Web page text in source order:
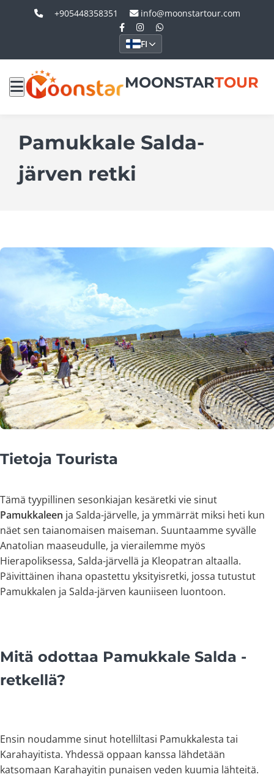
+905448358351 info@moonstartour.com
FI
MOONSTARTOUR
Pamukkale Salda-
järven retki
Tietoja Tourista
Tämä tyypillinen sesonkiajan kesäretki vie sinut
Pamukkaleen ja Salda-järvelle, ja ymmärrät miksi heti kun
näet sen taianomaisen maiseman. Suuntaamme syvälle
Anatolian maaseudulle, ja vierailemme myös
Hierapoliksessa, Salda-järvellä ja Kleopatran altaalla.
Päivittäinen ihana opastettu yksityisretki, jossa tutustut
Pamukkalen ja Salda-järven kauniiseen luontoon.
Mitä odottaa Pamukkale Salda -
retkellä?
Ensin noudamme sinut hotelliltasi Pamukkalesta tai
Karahayitista. Yhdessä oppaan kanssa lähdetään
katsomaan Karahayitin punaisen veden kuumia lähteitä.